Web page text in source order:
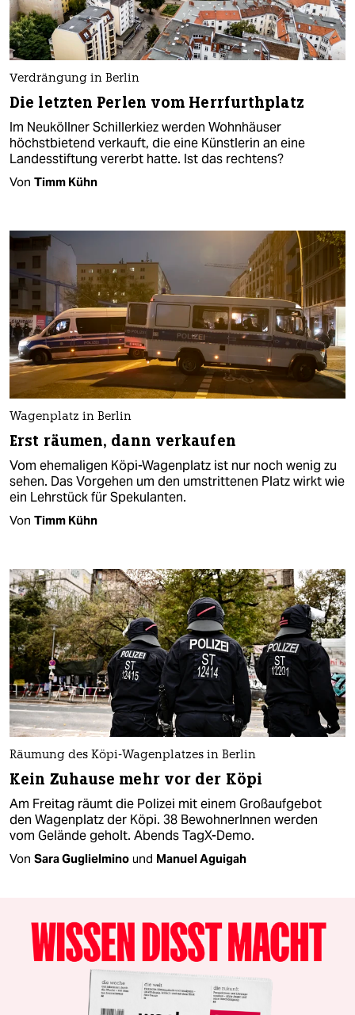
Verdrängung in Berlin
Die letzten Perlen vom Herrfurthplatz
Im Neuköllner Schillerkiez werden Wohnhäuser
höchstbietend verkauft, die eine Künstlerin an eine
Landesstiftung vererbt hatte. Ist das rechtens?
Von Timm Kühn
Wagenplatz in Berlin
Erst räumen, dann verkaufen
Vom ehemaligen Köpi-Wagenplatz ist nur noch wenig zu
sehen. Das Vorgehen um den umstrittenen Platz wirkt wie
ein Lehrstück für Spekulanten.
Von Timm Kühn
Räumung des Köpi-Wagenplatzes in Berlin
Kein Zuhause mehr vor der Köpi
Am Freitag räumt die Polizei mit einem Großaufgebot
den Wagenplatz der Köpi. 38 BewohnerInnen werden
vom Gelände geholt. Abends TagX-Demo.
Von Sara Guglielmino und Manuel Aguigah